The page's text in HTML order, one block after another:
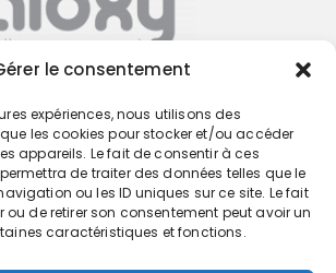
le consentement
expériences, nous utilisons des
les cookies pour stocker et/ou accéder
appareils. Le fait de consentir à ces
de traiter des données telles que le
ou les ID uniques sur ce site. Le fait
ou de retirer son consentement peut avoir un
caractéristiques et fonctions.
Trouvez votre cabinet